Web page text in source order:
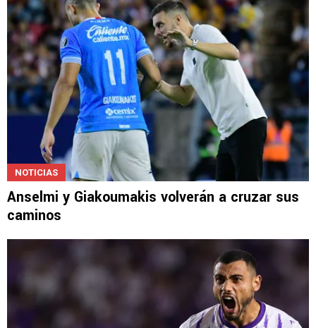
NOTICIAS
Anselmi y Giakoumakis volverán a cruzar sus
caminos